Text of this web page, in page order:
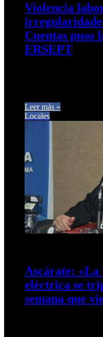
Violencia
Cuentas puso
ERSEPT
Leer más »
Locales
Ascárate: «La
eléctrica se
semana que